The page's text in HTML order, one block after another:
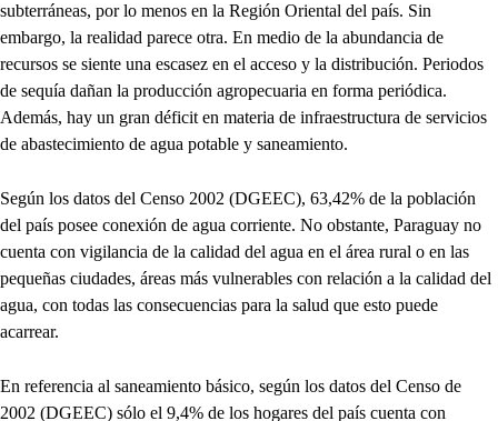
subterráneas, por lo menos en la Región Oriental del país. Sin
embargo, la realidad parece otra. En medio de la abundancia de
recursos se siente una escasez en el acceso y la distribución. Periodos
de sequía dañan la producción agropecuaria en forma periódica.
Además, hay un gran déficit en materia de infraestructura de servicios
de abastecimiento de agua potable y saneamiento.
Según los datos del Censo 2002 (DGEEC), 63,42% de la población
del país posee conexión de agua corriente. No obstante, Paraguay no
cuenta con vigilancia de la calidad del agua en el área rural o en las
pequeñas ciudades, áreas más vulnerables con relación a la calidad del
agua, con todas las consecuencias para la salud que esto puede
acarrear.
En referencia al saneamiento básico, según los datos del Censo de
2002 (DGEEC) sólo el 9,4% de los hogares del país cuenta con